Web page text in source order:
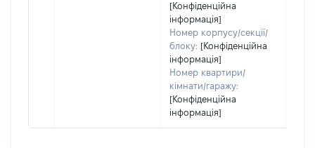
[Конфіденційна
інформація]
Номер корпусу/секції/
блоку: [Конфіденційна
інформація]
Номер квартири/
кімнати/гаражу:
[Конфіденційна
інформація]